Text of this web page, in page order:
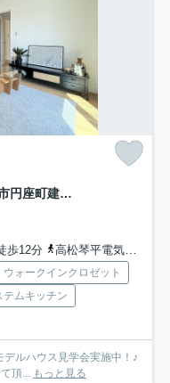
オール電化デザイナーズハウス高松市円座町建売⑬
歩12分
高松琴平電気鉄道琴平線「一宮」駅 徒歩30分
ウォークインクロゼット
テムキッチン
ルハウス見学会実施中！♪
頂... もっと見る